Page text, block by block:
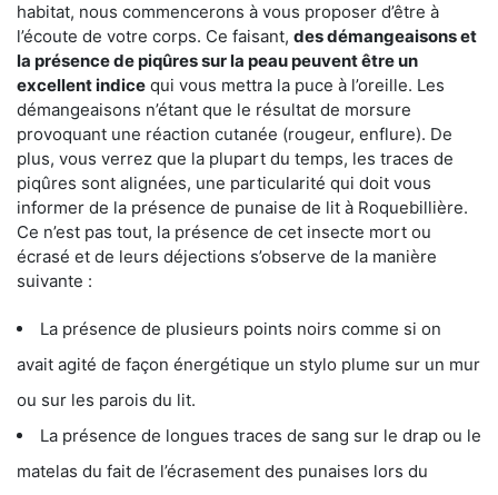
habitat, nous commencerons à vous proposer d’être à
l’écoute de votre corps. Ce faisant, des démangeaisons et
la présence de piqûres sur la peau peuvent être un
excellent indice qui vous mettra la puce à l’oreille. Les
démangeaisons n’étant que le résultat de morsure
provoquant une réaction cutanée (rougeur, enflure). De
plus, vous verrez que la plupart du temps, les traces de
piqûres sont alignées, une particularité qui doit vous
informer de la présence de punaise de lit à Roquebillière.
Ce n’est pas tout, la présence de cet insecte mort ou
écrasé et de leurs déjections s’observe de la manière
suivante :
La présence de plusieurs points noirs comme si on
avait agité de façon énergétique un stylo plume sur un mur
ou sur les parois du lit.
La présence de longues traces de sang sur le drap ou le
matelas du fait de l’écrasement des punaises lors du